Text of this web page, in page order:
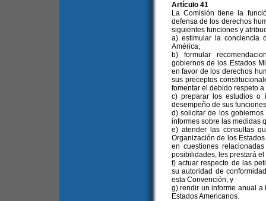
Artículo 41
La Comisión tiene la
defensa de los derechos
siguientes funciones y
a) estimular la conciencia
América;
b) formular
gobiernos de los Estados
en favor de los derechos
sus preceptos
fomentar el debido respeto
c) preparar los estudios o
desempeño de sus
d) solicitar de los
informes sobre las medidas
e) atender las consultas
Organización de los
en cuestiones
posibilidades, les prestará
f) actuar respecto de las
su autoridad de
esta Convención, y
g) rendir un informe anual a
Estados Americanos.